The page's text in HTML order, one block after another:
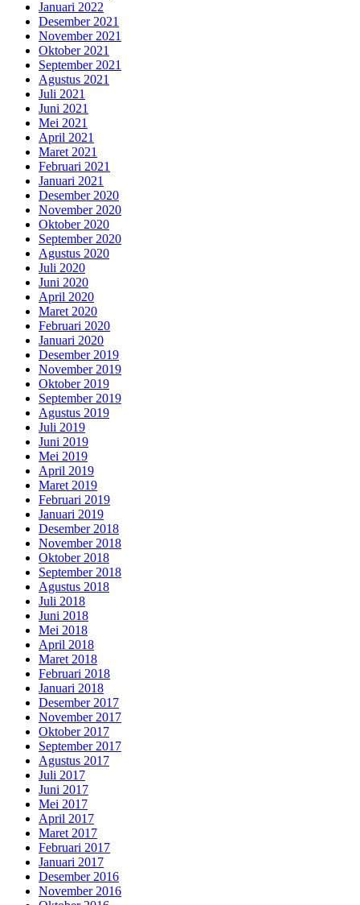
Januari 2022
Desember 2021
November 2021
Oktober 2021
September 2021
Agustus 2021
Juli 2021
Juni 2021
Mei 2021
April 2021
Maret 2021
Februari 2021
Januari 2021
Desember 2020
November 2020
Oktober 2020
September 2020
Agustus 2020
Juli 2020
Juni 2020
April 2020
Maret 2020
Februari 2020
Januari 2020
Desember 2019
November 2019
Oktober 2019
September 2019
Agustus 2019
Juli 2019
Juni 2019
Mei 2019
April 2019
Maret 2019
Februari 2019
Januari 2019
Desember 2018
November 2018
Oktober 2018
September 2018
Agustus 2018
Juli 2018
Juni 2018
Mei 2018
April 2018
Maret 2018
Februari 2018
Januari 2018
Desember 2017
November 2017
Oktober 2017
September 2017
Agustus 2017
Juli 2017
Juni 2017
Mei 2017
April 2017
Maret 2017
Februari 2017
Januari 2017
Desember 2016
November 2016